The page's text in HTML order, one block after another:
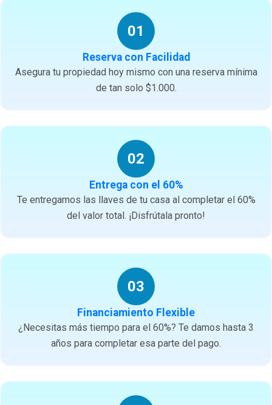
01
Reserva con Facilidad
Asegura tu propiedad hoy mismo con una reserva mínima
de tan solo $1.000.
02
Entrega con el 60%
Te entregamos las llaves de tu casa al completar el 60%
del valor total. ¡Disfrútala pronto!
03
Financiamiento Flexible
¿Necesitas más tiempo para el 60%? Te damos hasta 3
años para completar esa parte del pago.